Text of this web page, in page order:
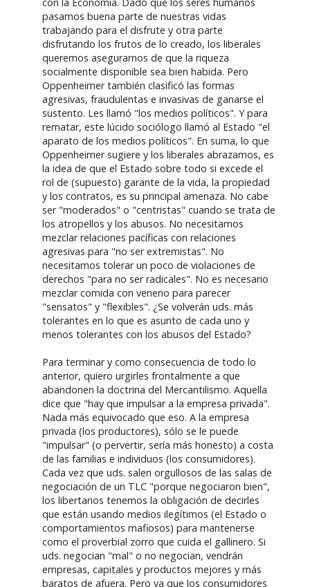
con la Economía. Dado que los seres humanos
pasamos buena parte de nuestras vidas
trabajando para el disfrute y otra parte
disfrutando los frutos de lo creado, los liberales
queremos asegurarnos de que la riqueza
socialmente disponible sea bien habida. Pero
Oppenheimer también clasificó las formas
agresivas, fraudulentas e invasivas de ganarse el
sustento. Les llamó "los medios políticos". Y para
rematar, este lúcido sociólogo llamó al Estado "el
aparato de los medios políticos". En suma, lo que
Oppenheimer sugiere y los liberales abrazamos, es
la idea de que el Estado sobre todo si excede el
rol de (supuesto) garante de la vida, la propiedad
y los contratos, es su principal amenaza. No cabe
ser "moderados" o "centristas" cuando se trata de
los atropellos y los abusos. No necesitamos
mezclar relaciones pacíficas con relaciones
agresivas para "no ser extremistas". No
necesitamos tolerar un poco de violaciones de
derechos "para no ser radicales". No es necesario
mezclar comida con veneno para parecer
"sensatos" y "flexibles". ¿Se volverán uds. más
tolerantes en lo que es asunto de cada uno y
menos tolerantes con los abusos del Estado?
Para terminar y como consecuencia de todo lo
anterior, quiero urgirles frontalmente a que
abandonen la doctrina del Mercantilismo. Aquella
dice que "hay que impulsar a la empresa privada".
Nada más equivocado que eso. A la empresa
privada (los productores), sólo se le puede
"impulsar" (o pervertir, sería más honesto) a costa
de las familias e individuos (los consumidores).
Cada vez que uds. salen orgullosos de las salas de
negociación de un TLC "porque negociaron bien",
los libertarios tenemos la obligación de decirles
que están usando medios ilegítimos (el Estado o
comportamientos mafiosos) para mantenerse
como el proverbial zorro que cuida el gallinero. Si
uds. negocian "mal" o no negocian, vendrán
empresas, capitales y productos mejores y más
baratos de afuera. Pero ya que los consumidores